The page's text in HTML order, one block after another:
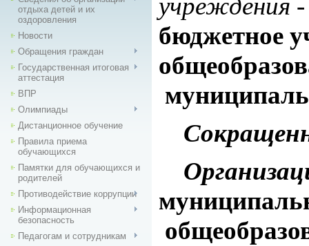
отдыха детей и их
оздоровления
Новости
Обращения граждан
Государственная итоговая
аттестация
ВПР
Олимпиады
Дистанционное обучение
Правила приема
обучающихся
Памятки для обучающихся и
родителей
Противодействие коррупции
Информационная
безопасность
Педагогам и сотрудникам
учреждения
бюджетное